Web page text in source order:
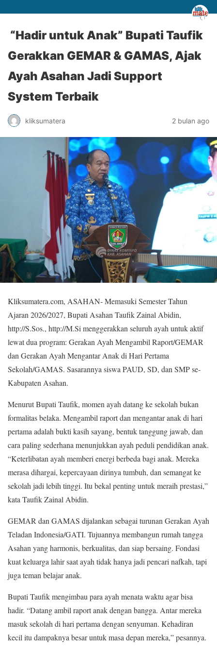
“Hadir untuk Anak” Bupati Taufik
Gerakkan GEMAR & GAMAS, Ajak
Ayah Asahan Jadi Support
System Terbaik
kliksumatera 2 bulan ago
Kliksumatera.com, ASAHAN- Memasuki Semester Tahun
Ajaran 2026/2027, Bupati Asahan Taufik Zainal Abidin,
http://S.Sos., http://M.Si menggerakkan seluruh ayah untuk aktif
lewat dua program: Gerakan Ayah Mengambil Raport/GEMAR
dan Gerakan Ayah Mengantar Anak di Hari Pertama
Sekolah/GAMAS. Sasarannya siswa PAUD, SD, dan SMP se-
Kabupaten Asahan.
Menurut Bupati Taufik, momen ayah datang ke sekolah bukan
formalitas belaka. Mengambil raport dan mengantar anak di hari
pertama adalah bukti kasih sayang, bentuk tanggung jawab, dan
cara paling sederhana menunjukkan ayah peduli pendidikan anak.
“Keterlibatan ayah memberi energi berbeda bagi anak. Mereka
merasa dihargai, kepercayaan dirinya tumbuh, dan semangat ke
sekolah jadi lebih tinggi. Itu bekal penting untuk meraih prestasi,”
kata Taufik Zainal Abidin.
GEMAR dan GAMAS dijalankan sebagai turunan Gerakan Ayah
Teladan Indonesia/GATI. Tujuannya membangun rumah tangga
Asahan yang harmonis, berkualitas, dan siap bersaing. Fondasi
kuat keluarga lahir saat ayah tidak hanya jadi pencari nafkah, tapi
juga teman belajar anak.
Bupati Taufik mengimbau para ayah menata waktu agar bisa
hadir. “Datang ambil raport anak dengan bangga. Antar mereka
masuk sekolah di hari pertama dengan senyuman. Kehadiran
kecil itu dampaknya besar untuk masa depan mereka,” pesannya.